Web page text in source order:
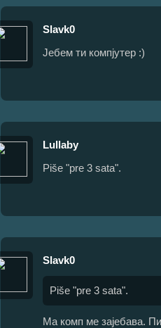
Slavk0
Јебем ти компјутер :)
Lullaby
Piše "pre 3 sata".
Slavk0
Piše "pre 3 sata".
Ма комп ме зајебава.